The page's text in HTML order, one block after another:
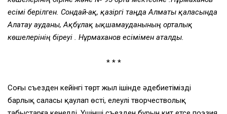
есімі берілген. Сондай-ақ, қазіргі таңда Алматы қаласында
Алатау ауданы, Ақбұлақ ықшамауданының орталық
көшелерінің біреуі Қ. Нұрмаханов есімімен аталды.
* * *
Соңғы съезден кейінгі төрт жыл ішінде әдебиетіміздің
барлық саласы қаулап өсті, елеулі творчестволық